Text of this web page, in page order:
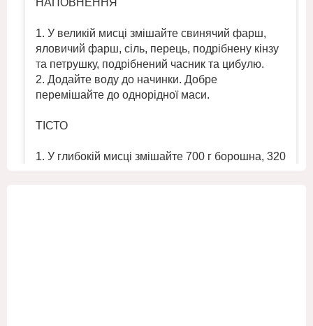
НАПОВНЕННЯ
1. У великій мисці змішайте свинячий фарш,
яловичий фарш, сіль, перець, подрібнену кінзу
та петрушку, подрібнений часник та цибулю.
2. Додайте воду до начинки. Добре
перемішайте до однорідної маси.
ТІСТО
1. У глибокій мисці змішайте 700 г борошна, 320